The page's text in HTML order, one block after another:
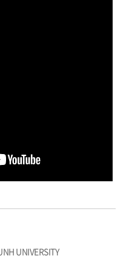
UNIVERSITY